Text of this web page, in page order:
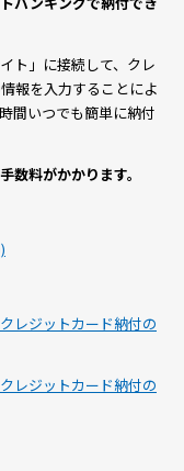
ト」に接続して、クレ
報を入力することによ
間いつでも簡単に納付
料がかかります。
レジットカード納付の
レジットカード納付の